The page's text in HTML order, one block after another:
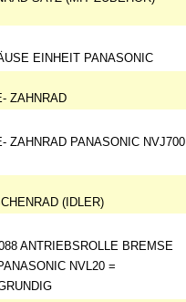
EINHEIT PANASONIC
ZAHNRAD
ZAHNRAD PANASONIC NVJ700
(IDLER)
ANTRIEBSROLLE BREMSE
NVL20 =